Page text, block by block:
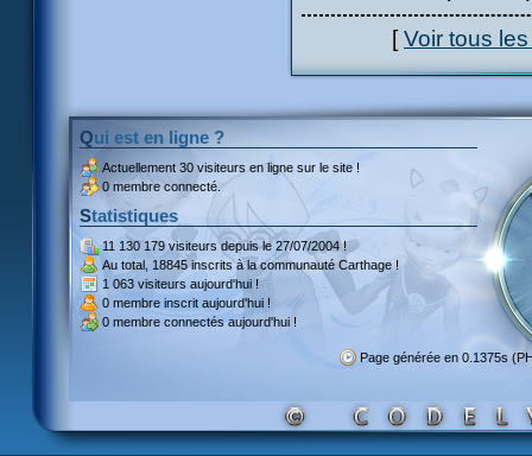
[Voir tous
Qui est en ligne ?
Actuellement 30 visiteurs en ligne sur le site !
0 membre connecté.
Statistiques
11 130 179 visiteursdepuis le 27/07/2004 !
Au total, 18845 inscritsà la communauté Carthage !
1 063 visiteurs aujourd'hui !
0 membre inscrit aujourd'hui !
0 membre connectés aujourd'hui !
Page générée en 0.1375s